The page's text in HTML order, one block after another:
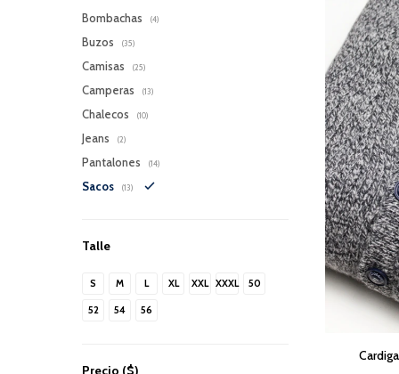
Bombachas (4)
Buzos (35)
Camisas (25)
Camperas (13)
Chalecos (10)
Jeans (2)
Pantalones (14)
Sacos (13)
Talle
S M L XL XXL XXXL 50
52 54 56
Precio ($)